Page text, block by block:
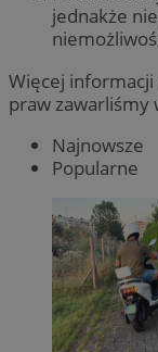
jednakże
Więcej informacji
praw zawarliśmy
Najnowsze
Popularne